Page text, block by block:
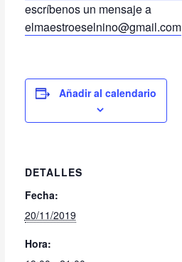
escríbenos un mensaje a
elmaestroeselnino@gmail.com
Añadir al calendario
DETALLES
Fecha:
20/11/2019
Hora: